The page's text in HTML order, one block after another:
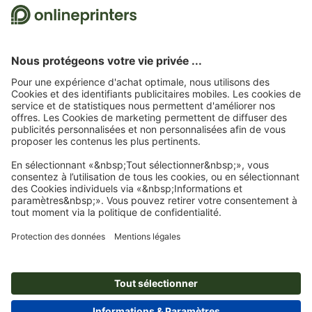
Nous utilisons Trustpilot comme prestataire indépendant pour collecter des
évaluations. Vous trouverez iciles mesures prises par Trustpilot pour garantir
Page d'accueil Matériel bureau Tampons
Tampon pré-imprimé Printy
Tampon pré-imprimé Trodat Printy 46025
L'entreprise
Presse
Service
Modes de paiement
Blog
15 %